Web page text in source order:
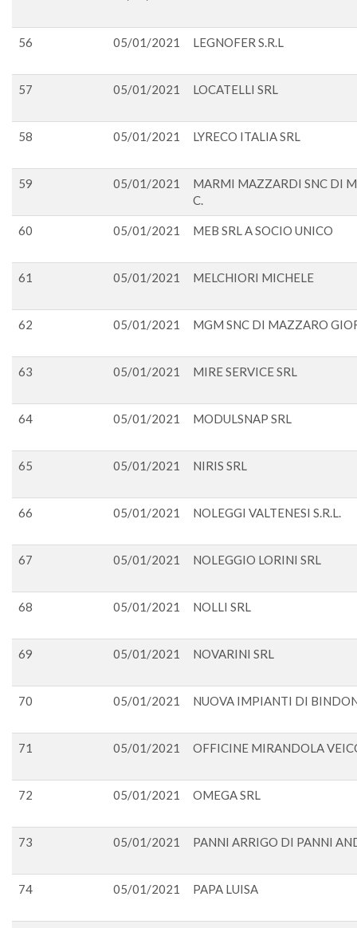
56 05/01/2021 LEGNOFER S.R.L
57 05/01/2021 LOCATELLI SRL
58 05/01/2021 LYRECO ITALIA SRL
59 05/01/2021
MARMI MAZZARDI SNC DI
C.
60 05/01/2021 MEB SRL A SOCIO UNICO
61 05/01/2021 MELCHIORI MICHELE
62 05/01/2021 MGM SNC DI MAZZARO
63 05/01/2021 MIRE SERVICE SRL
64 05/01/2021 MODULSNAP SRL
65 05/01/2021 NIRIS SRL
66 05/01/2021 NOLEGGI VALTENESI S.R.L.
67 05/01/2021 NOLEGGIO LORINI SRL
68 05/01/2021 NOLLI SRL
69 05/01/2021 NOVARINI SRL
70 05/01/2021 NUOVA IMPIANTI DI
71 05/01/2021 OFFICINE MIRANDOLA
72 05/01/2021 OMEGA SRL
73 05/01/2021 PANNI ARRIGO DI PANNI
74 05/01/2021 PAPA LUISA